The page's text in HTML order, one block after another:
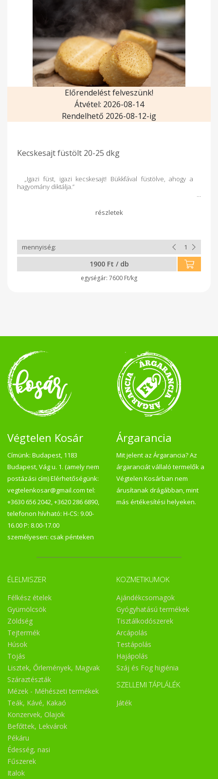
Előrendelést felveszünk!
Átvétel: 2026-08-14
Rendelhető 2026-08-12-ig
Kecskesajt füstölt 20-25 dkg
„Igazi füst, igazi kecskesajt! Bükkfával füstölve, ahogy a
hagyomány diktálja.”
1900 Ft / db
7600 Ft/kg
Végtelen Kosár
Címünk: Budapest, 1183
Budapest, Vág u. 1. (amely nem
postázási cím) Elérhetőségünk:
vegtelenkosar@gmail.com tel:
+3630 656 2042, +3620 286 6890,
telefonon hívható: H-CS: 9.00-
16.00 P: 8.00-17.00
személyesen: csak pénteken
Árgarancia
Mit jelent az Árgarancia? Az
árgaranciát vállaló termelők a
Végtelen Kosárban nem
árusítanak drágábban, mint
más értékesítési helyeken.
ÉLELMISZER
Félkész ételek
Gyümölcsök
Zöldség
Tejtermék
Húsok
Tojás
Lisztek, Őrlemények, Magvak
Száraztészták
Mézek - Méhészeti termékek
Teák, Kávé, Kakaó
Konzervek, Olajok
Befőttek, Lekvárok
Pékáru
Édesség, nasi
Fűszerek
Italok
KOZMETIKUMOK
Ajándékcsomagok
Gyógyhatású termékek
Tisztálkodószerek
Arcápolás
Testápolás
Hajápolás
Száj és Fog higiénia
SZELLEMI TÁPLÁLÉK
Játék